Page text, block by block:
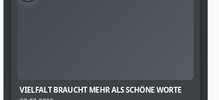
VIELFALT BRAUCHT MEHR ALS SCHÖNE WORTE